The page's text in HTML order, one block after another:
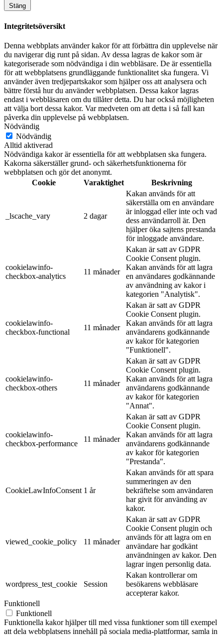
Stäng
Integritetsöversikt
Denna webbplats använder kakor för att förbättra din upplevelse när
du navigerar dig runt på sidan. Av dessa lagras de kakor som är
kategoriserade som nödvändiga i din webbläsare. De är essentiella
för att webbplatsens grundläggande funktionalitet ska fungera. Vi
använder även tredjepartskakor som hjälper oss att analysera och
bättre förstå hur du använder webbplatsen. Dessa kakor lagras
endast i webbläsaren om du tillåter detta. Du har också möjligheten
att välja bort dessa kakor. Var medveten om att detta i så fall kan
påverka din upplevelse på webbplatsen.
Nödvändig
Nödvändig
Alltid aktiverad
Nödvändiga kakor är essentiella för att webbplatsen ska fungera.
Kakorna säkerställer grund- och säkerhetsfunktionerna för
webbplatsen och gör det anonymt.
Cookie
Varaktighet Beskrivning
_lscache_vary 2 dagar
Kakan används för att
säkerställa om en användare
är inloggad eller inte och vad
dess användarroll är. Den
hjälper öka sajtens prestanda
för inloggade användare.
cookielawinfo-
checkbox-analytics
11 månader
Kakan är satt av GDPR
Cookie Consent plugin.
Kakan används för att lagra
en användares godkännande
av användning av kakor i
kategorien "Analytisk".
cookielawinfo-
checkbox-functional
11 månader
Kakan är satt av GDPR
Cookie Consent plugin.
Kakan används för att lagra
användarens godkännande
av kakor för kategorien
"Funktionell".
cookielawinfo-
checkbox-others
11 månader
Kakan är satt av GDPR
Cookie Consent plugin.
Kakan används för att lagra
användarens godkännande
av kakor för kategorien
"Annat".
cookielawinfo-
checkbox-performance
11 månader
Kakan är satt av GDPR
Cookie Consent plugin.
Kakan används för att lagra
användarens godkännande
av kakor för kategorien
"Prestanda".
CookieLawInfoConsent 1 år
Kakan används för att spara
summeringen av den
bekräftelse som användaren
har givit för använding av
kakor.
viewed_cookie_policy 11 månader
Kakan är satt av GDPR
Cookie Consent plugin och
används för att lagra om en
användare har godkänt
användningen av kakor. Den
lagrar ingen personlig data.
wordpress_test_cookie Session
Kakan kontrollerar om
besökarens webbläsare
accepterar kakor.
Funktionell
Funktionell
Funktionella kakor hjälper till med vissa funktioner som till exempel
att dela webbplatsens innehåll på sociala media-plattformar, samla in